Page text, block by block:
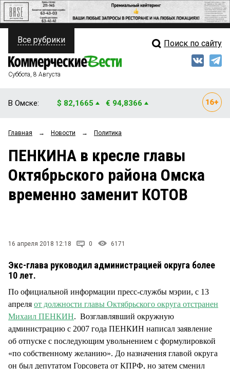
ПОЛИТИКА
ФИНАНСЫ
ОБЩЕСТВО
ЗАКОН
НОВОСТИ КОМПАНИЙ
Свежий выпуск
Рейтинги
Блоги
Архив
Все рубрики Поиск по сайту
Суббота, 8 Августа
В Омске: $ 82,1665 € 94,8366
Главная → Новости → Политика
ПЕНКИНА в кресле главы
Октябрьского района Омска
временно заменит КОТОВ
16 апреля 2018 12:18 0 6171
Экс-глава руководил администрацией округа более
10 лет.
По официальной информации пресс-службы мэрии, с 13
апреля от должности главы Октябрьского округа отстранен
Михаил ПЕНКИН. Возглавлявший окружную
администрацию с 2007 года ПЕНКИН написал заявление
об отпуске с последующим увольнением с формулировкой
«по собственному желанию». До назначения главой округа
он был депутатом Горсовета от КПРФ, но затем сменил